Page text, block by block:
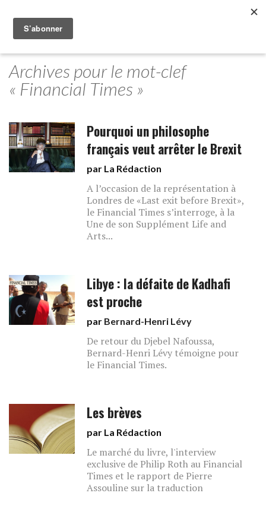
Archives pour le mot-clef
« Financial Times »
Pourquoi un philosophe
français veut arrêter le Brexit
par La Rédaction
A l’occasion de la représentation à
Londres de «Last exit before Brexit»,
le Financial Times s’interroge, à la
Une de son Supplément Life and
Arts...
Libye : la défaite de Kadhafi
est proche
par Bernard-Henri Lévy
De retour du Djebel Nafoussa,
Bernard-Henri Lévy témoigne pour
le Financial Times.
Les brèves
par La Rédaction
Le marché du livre, l'interview
exclusive de Philip Roth au Financial
Times et le rapport de Pierre
Assouline sur la traduction